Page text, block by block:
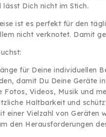
Dich nicht im Stich.
ist es perfekt für den
nicht verknotet. Damit
für Deine individuellen
damit Du Deine Geräte
Fotos, Videos, Musik und
Haltbarkeit und
einer Vielzahl von Geräten
den Herausforderungen